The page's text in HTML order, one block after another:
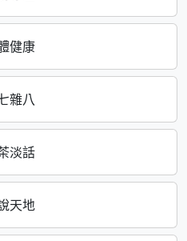
健康
雜八
淡話
天地